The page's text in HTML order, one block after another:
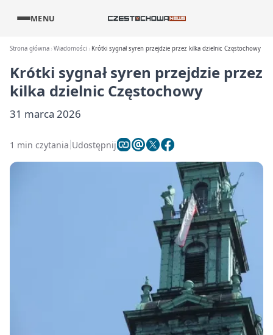
MENU
Strona główna Wiadomości Krótki sygnał syren przejdzie przez kilka dzielnic Częstochowy
Krótki sygnał syren przejdzie przez
kilka dzielnic Częstochowy
31 marca 2026
1 min czytania Udostępnij